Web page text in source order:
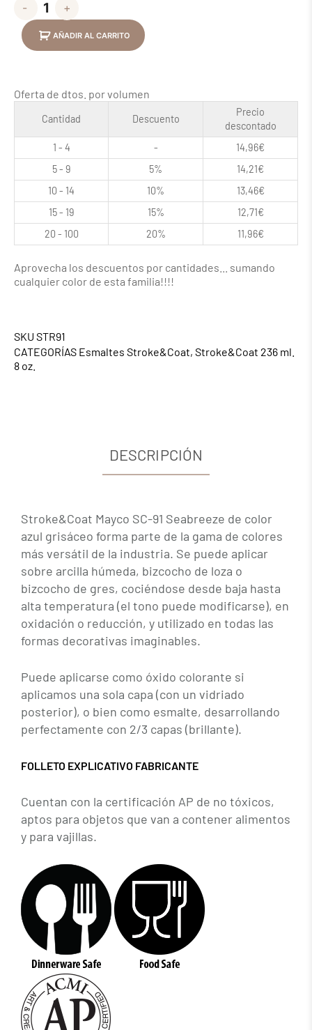
- +
AÑADIR AL CARRITO
Oferta de dtos. por volumen
Cantidad Descuento
Precio
descontado
1 - 4
- 14,96€
5 - 9
5% 14,21€
10 - 14
10% 13,46€
15 - 19
15% 12,71€
20 - 100
20% 11,96€
Aprovecha los descuentos por cantidades... sumando
cualquier color de esta familia!!!!
SKU STR91
CATEGORÍAS Esmaltes Stroke&Coat, Stroke&Coat 236 ml.
8 oz.
DESCRIPCIÓN
Stroke&Coat Mayco SC-91 Seabreeze de color
azul grisáceo forma parte de la gama de colores
más versátil de la industria. Se puede aplicar
sobre arcilla húmeda, bizcocho de loza o
bizcocho de gres, cociéndose desde baja hasta
alta temperatura (el tono puede modificarse), en
oxidación o reducción, y utilizado en todas las
formas decorativas imaginables.
Puede aplicarse como óxido colorante si
aplicamos una sola capa (con un vidriado
posterior), o bien como esmalte, desarrollando
perfectamente con 2/3 capas (brillante).
FOLLETO EXPLICATIVO FABRICANTE
Cuentan con la certificación AP de no tóxicos,
aptos para objetos que van a contener alimentos
y para vajillas.